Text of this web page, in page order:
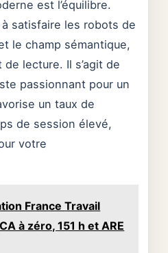
est l’équilibre.
satisfaire les robots de
le champ sémantique,
lecture. Il s’agit de
passionnant pour un
un taux de
de session élevé,
votre
France Travail
à zéro, 151 h et ARE